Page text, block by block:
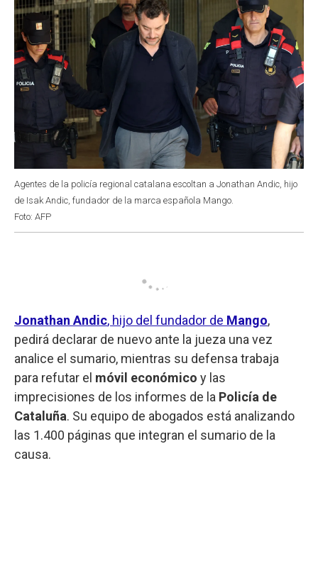
Agentes de la policía regional catalana escoltan a Jonathan Andic, hijo
de Isak Andic, fundador de la marca española Mango.
Foto: AFP
Jonathan Andic, hijo del fundador de Mango,
pedirá declarar de nuevo ante la jueza una vez
analice el sumario, mientras su defensa trabaja
para refutar el móvil económico y las
imprecisiones de los informes de la Policía de
Cataluña. Su equipo de abogados está analizando
las 1.400 páginas que integran el sumario de la
causa.